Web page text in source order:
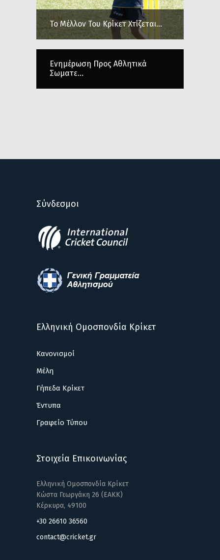
Το Μέλλον Του Κρίκετ Χτίζεται...
Ενημέρωση Προς Αθλητικά
Σωματε...
Σύνδεσμοι
Ελληνική Ομοσπονδία Κρίκετ
Κανονισμοί
Μέλη
Γήπεδα Κρίκετ
Έντυπα
Γραφείο Τύπου
Στοιχεία Επικοινωνίας
Ελληνική Ομοσπονδία Κρίκετ
Κώστα Γεωργάκη 26 (ΕΑΚΚ)
Κέρκυρα, 49100
+30 26610 36560
contact@cricket.gr